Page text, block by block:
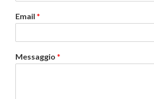
Email *
Messaggio *